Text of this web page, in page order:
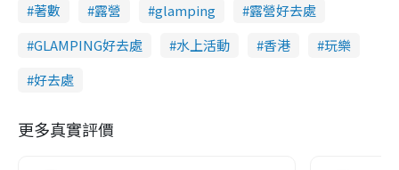
著數 露營 glamping
露營好去處
GLAMPING好去處
水上活動 香港
玩樂
好去處
更多真實評價